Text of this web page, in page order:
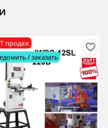
продаж
/ заказать